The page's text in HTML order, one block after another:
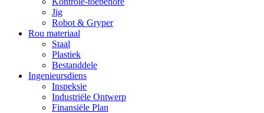
Jig
Robot & Gryper
Rou materiaal
Staal
Plastiek
Bestanddele
Ingenieursdiens
Inspeksie
Industriële Ontwerp
Finansiële Plan